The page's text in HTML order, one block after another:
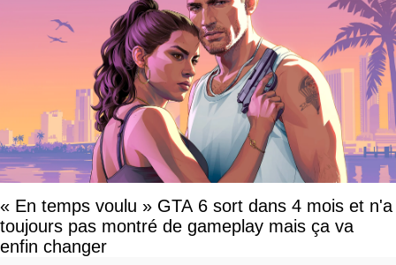
« En temps voulu » GTA 6 sort dans 4 mois et n'a
toujours pas montré de gameplay mais ça va
enfin changer